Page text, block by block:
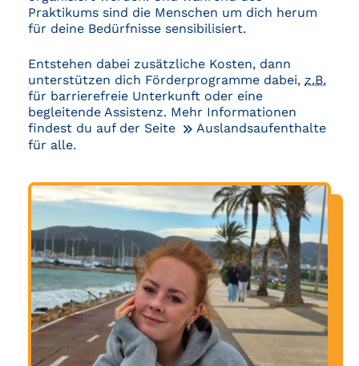
Praktikums sind die Menschen um dich herum
für deine Bedürfnisse sensibilisiert.
Entstehen dabei zusätzliche Kosten, dann
unterstützen dich Förderprogramme dabei, z.B.
für barrierefreie Unterkunft oder eine
begleitende Assistenz. Mehr Informationen
findest du auf der Seite
Auslandsaufenthalte
für alle.